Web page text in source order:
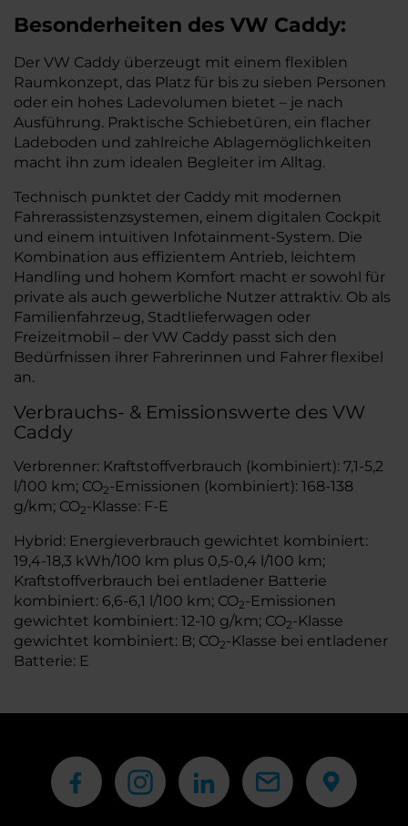
Besonderheiten des VW Caddy:
Der VW Caddy überzeugt mit einem flexiblen
Raumkonzept, das Platz für bis zu sieben Personen
oder ein hohes Ladevolumen bietet – je nach
Ausführung. Praktische Schiebetüren, ein flacher
Ladeboden und zahlreiche Ablagemöglichkeiten
macht ihn zum idealen Begleiter im Alltag.
Technisch punktet der Caddy mit modernen
Fahrerassistenzsystemen, einem digitalen Cockpit
und einem intuitiven Infotainment-System. Die
Kombination aus effizientem Antrieb, leichtem
Handling und hohem Komfort macht er sowohl für
private als auch gewerbliche Nutzer attraktiv. Ob als
Familienfahrzeug, Stadtlieferwagen oder
Freizeitmobil – der VW Caddy passt sich den
Bedürfnissen ihrer Fahrerinnen und Fahrer flexibel
an.
Verbrauchs- & Emissionswerte des VW
Caddy
Verbrenner: Kraftstoffverbrauch (kombiniert): 7,1-5,2
l/100 km; CO2-Emissionen (kombiniert): 168-138
g/km; CO2-Klasse: F-E
Hybrid: Energieverbrauch gewichtet kombiniert:
19,4-18,3 kWh/100 km plus 0,5-0,4 l/100 km;
Kraftstoffverbrauch bei entladener Batterie
kombiniert: 6,6-6,1 l/100 km; CO2-Emissionen
gewichtet kombiniert: 12-10 g/km; CO2-Klasse
gewichtet kombiniert: B; CO2-Klasse bei entladener
Batterie: E